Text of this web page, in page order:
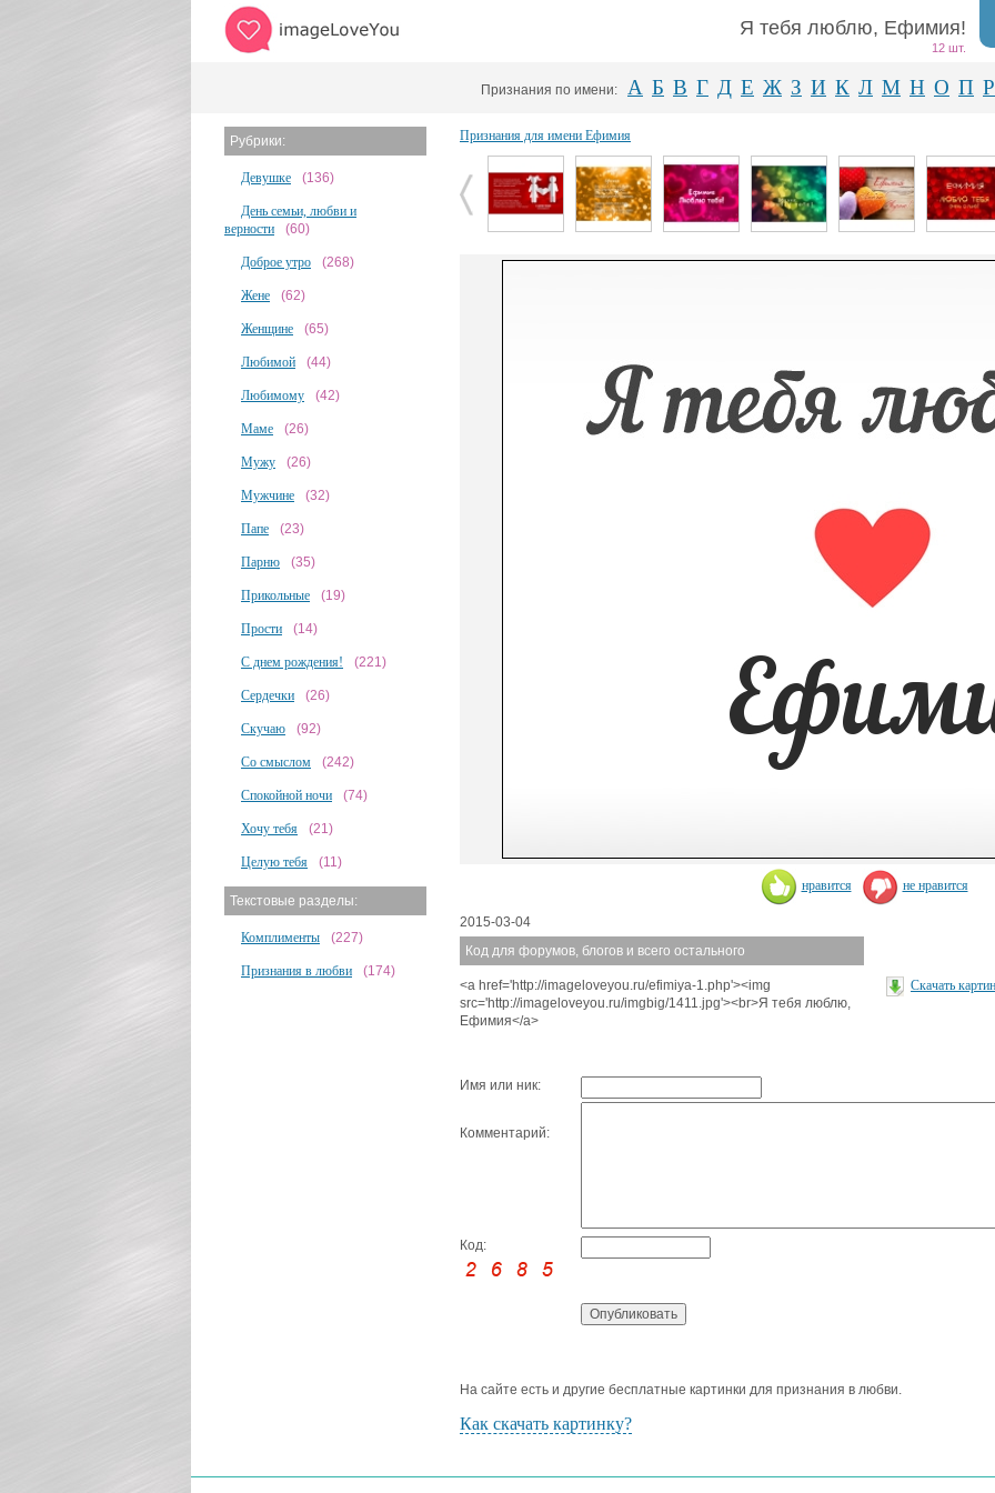
Я тебя люблю, Ефимия!
12 шт.
Признания по имени: А Б В Г Д Е Ж З И К Л М Н О П Р
Рубрики:
Девушке (136)
День семьи, любви и
верности
(60)
Доброе утро (268)
Жене (62)
Женщине (65)
Любимой (44)
Любимому (42)
Маме (26)
Мужу (26)
Мужчине (32)
Папе (23)
Парню (35)
Прикольные (19)
Прости (14)
С днем рождения! (221)
Сердечки (26)
Скучаю (92)
Со смыслом (242)
Спокойной ночи (74)
Хочу тебя (21)
Целую тебя (11)
Текстовые разделы:
Комплименты (227)
Признания в любви (174)
Признания для имени Ефимия
нравится не нравится
2015-03-04
Код для форумов, блогов и всего остального
<a href='http://imageloveyou.ru/efimiya-1.php'><img
src='http://imageloveyou.ru/imgbig/1411.jpg'><br>Я тебя люблю,
Ефимия</a>
Скачать
Имя или ник:
Комментарий:
Код:
На сайте есть и другие бесплатные картинки для признания в любви.
Как скачать картинку?